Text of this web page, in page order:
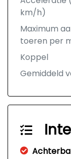
km/h)
Maximum
toeren per
Koppel
Gemiddeld